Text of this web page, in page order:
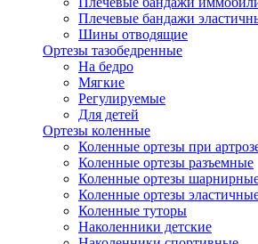
Плечевые бандажи
Шины отводящие
Ортезы тазобедренные
На бедро
Мягкие
Регулируемые
Для детей
Ортезы коленные
Коленные ортезы при
Коленные ортезы разъемные
Коленные ортезы
Коленные ортезы
Коленные туторы
Наколенники детские